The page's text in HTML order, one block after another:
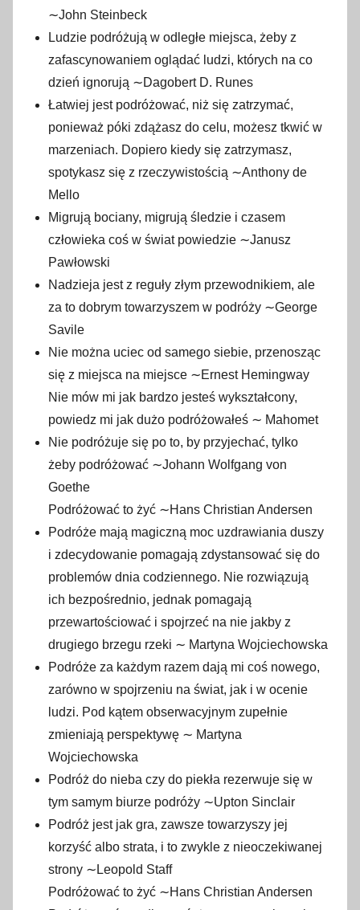
∼John Steinbeck
Ludzie podróżują w odległe miejsca, żeby z
zafascynowaniem oglądać ludzi, których na co
dzień ignorują ∼Dagobert D. Runes
Łatwiej jest podróżować, niż się zatrzymać,
ponieważ póki zdążasz do celu, możesz tkwić w
marzeniach. Dopiero kiedy się zatrzymasz,
spotykasz się z rzeczywistością ∼Anthony de
Mello
Migrują bociany, migrują śledzie i czasem
człowieka coś w świat powiedzie ∼Janusz
Pawłowski
Nadzieja jest z reguły złym przewodnikiem, ale
za to dobrym towarzyszem w podróży ∼George
Savile
Nie można uciec od samego siebie, przenosząc
się z miejsca na miejsce ∼Ernest Hemingway
Nie mów mi jak bardzo jesteś wykształcony,
powiedz mi jak dużo podróżowałeś ∼ Mahomet
Nie podróżuje się po to, by przyjechać, tylko
żeby podróżować ∼Johann Wolfgang von
Goethe
Podróżować to żyć ∼Hans Christian Andersen
Podróże mają magiczną moc uzdrawiania duszy
i zdecydowanie pomagają zdystansować się do
problemów dnia codziennego. Nie rozwiązują
ich bezpośrednio, jednak pomagają
przewartościować i spojrzeć na nie jakby z
drugiego brzegu rzeki ∼ Martyna Wojciechowska
Podróże za każdym razem dają mi coś nowego,
zarówno w spojrzeniu na świat, jak i w ocenie
ludzi. Pod kątem obserwacyjnym zupełnie
zmieniają perspektywę ∼ Martyna
Wojciechowska
Podróż do nieba czy do piekła rezerwuje się w
tym samym biurze podróży ∼Upton Sinclair
Podróż jest jak gra, zawsze towarzyszy jej
korzyść albo strata, i to zwykle z nieoczekiwanej
strony ∼Leopold Staff
Podróżować to żyć ∼Hans Christian Andersen